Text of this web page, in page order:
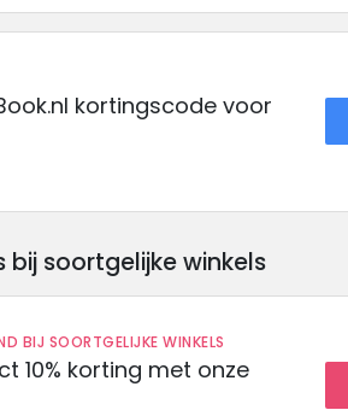
kortingscode voor
soortgelijke winkels
BIJ SOORTGELIJKE WINKELS
10% korting met onze